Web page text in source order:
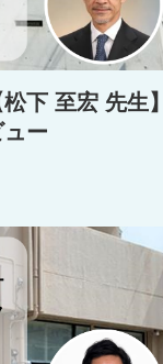
下 至宏 先生】
ー